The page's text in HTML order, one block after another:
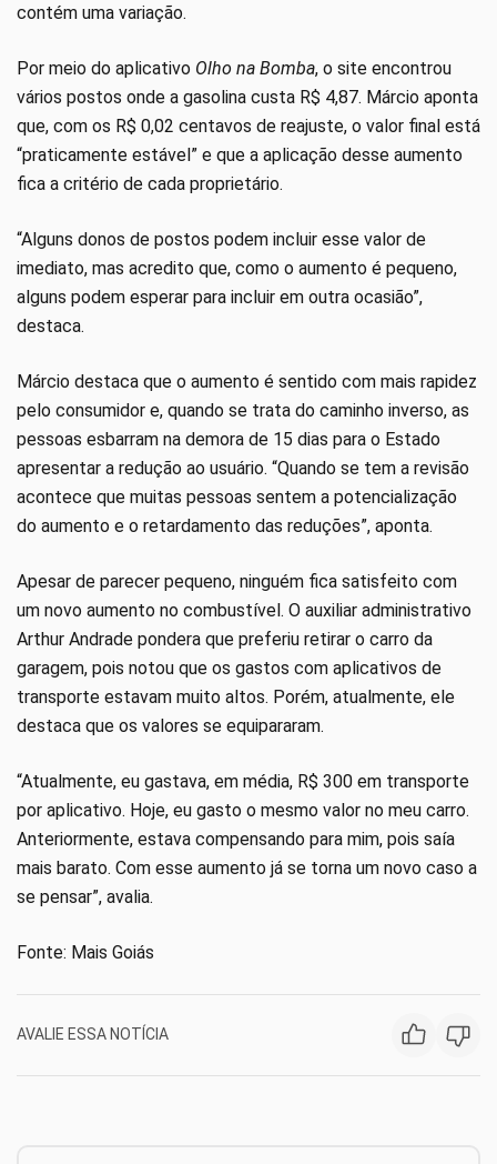
contém uma variação.
Por meio do aplicativo Olho na Bomba, o site encontrou
vários postos onde a gasolina custa R$ 4,87. Márcio aponta
que, com os R$ 0,02 centavos de reajuste, o valor final está
“praticamente estável” e que a aplicação desse aumento
fica a critério de cada proprietário.
“Alguns donos de postos podem incluir esse valor de
imediato, mas acredito que, como o aumento é pequeno,
alguns podem esperar para incluir em outra ocasião”,
destaca.
Márcio destaca que o aumento é sentido com mais rapidez
pelo consumidor e, quando se trata do caminho inverso, as
pessoas esbarram na demora de 15 dias para o Estado
apresentar a redução ao usuário. “Quando se tem a revisão
acontece que muitas pessoas sentem a potencialização
do aumento e o retardamento das reduções”, aponta.
Apesar de parecer pequeno, ninguém fica satisfeito com
um novo aumento no combustível. O auxiliar administrativo
Arthur Andrade pondera que preferiu retirar o carro da
garagem, pois notou que os gastos com aplicativos de
transporte estavam muito altos. Porém, atualmente, ele
destaca que os valores se equipararam.
“Atualmente, eu gastava, em média, R$ 300 em transporte
por aplicativo. Hoje, eu gasto o mesmo valor no meu carro.
Anteriormente, estava compensando para mim, pois saía
mais barato. Com esse aumento já se torna um novo caso a
se pensar”, avalia.
Fonte: Mais Goiás
AVALIE ESSA NOTÍCIA